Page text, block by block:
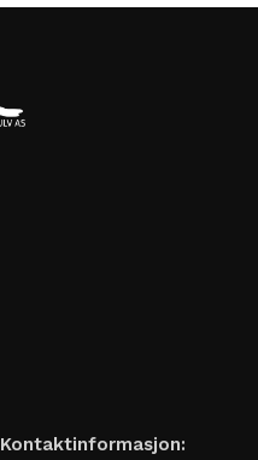
Kontaktinformasjon: